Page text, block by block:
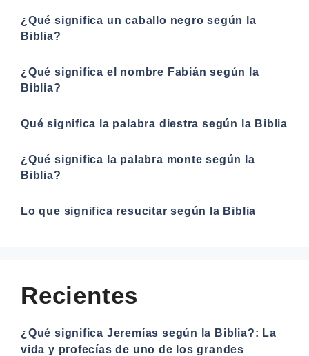
¿Qué significa un caballo negro según la
Biblia?
¿Qué significa el nombre Fabián según la
Biblia?
Qué significa la palabra diestra según la Biblia
¿Qué significa la palabra monte según la
Biblia?
Lo que significa resucitar según la Biblia
Recientes
¿Qué significa Jeremías según la Biblia?: La
vida y profecías de uno de los grandes